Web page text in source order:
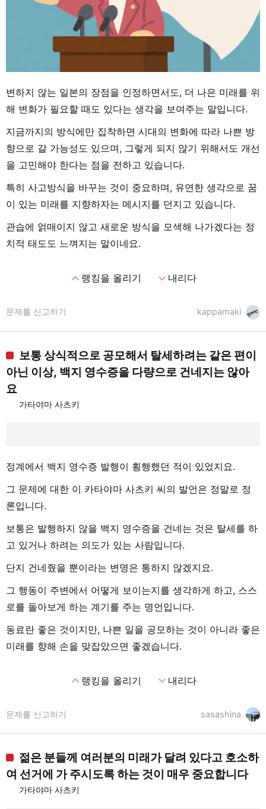
변하지 않는 일본의 장점을 인정하면서도, 더 나은 미래를 위
해 변화가 필요할 때도 있다는 생각을 보여주는 말입니다.
지금까지의 방식에만 집착하면 시대의 변화에 따라 나쁜 방
향으로 갈 가능성도 있으며, 그렇게 되지 않기 위해서도 개선
을 고민해야 한다는 점을 전하고 있습니다.
특히 사고방식을 바꾸는 것이 중요하며, 유연한 생각으로 꿈
이 있는 미래를 지향하자는 메시지를 던지고 있습니다.
관습에 얽매이지 않고 새로운 방식을 모색해 나가겠다는 정
치적 태도도 느껴지는 말이네요.
expand_less랭킹을 올리기 expand_more내리다
kappamaki
문제를 신고하기
보통 상식적으로 공모해서 탈세하려는 같은 편이
아닌 이상, 백지 영수증을 다량으로 건네지는 않아
요
가타야마 사츠키
정계에서 백지 영수증 발행이 횡행했던 적이 있었지요.
그 문제에 대한 이 카타야마 사츠키 씨의 발언은 정말로 정
론입니다.
보통은 발행하지 않을 백지 영수증을 건네는 것은 탈세를 하
고 있거나 하려는 의도가 있는 사람입니다.
단지 건네줬을 뿐이라는 변명은 통하지 않겠지요.
그 행동이 주변에서 어떻게 보이는지를 생각하게 하고, 스스
로를 돌아보게 하는 계기를 주는 명언입니다.
동료란 좋은 것이지만, 나쁜 일을 공모하는 것이 아니라 좋은
미래를 향해 손을 맞잡았으면 좋겠습니다.
expand_less랭킹을 올리기 expand_more내리다
sasashina
문제를 신고하기
젊은 분들께 여러분의 미래가 달려 있다고 호소하
여 선거에 가 주시도록 하는 것이 매우 중요합니다
가타야마 사츠키